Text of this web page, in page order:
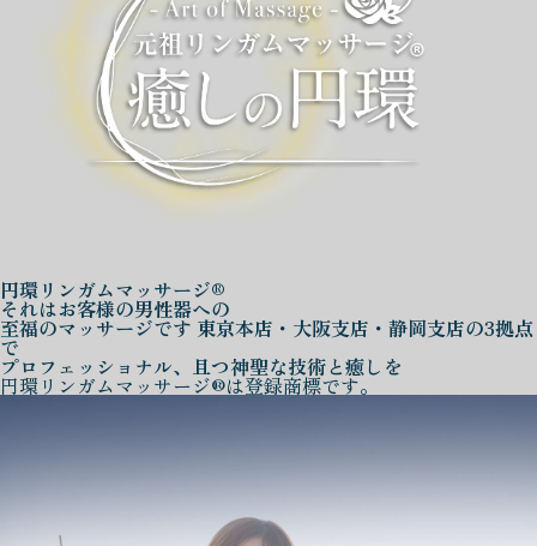
円環リンガムマッサージ®
それはお客様の男性器への
至福のマッサージです 東京本店・大阪支店・静岡支店の3拠点
で
プロフェッショナル、且つ神聖な技術と癒しを
円環リンガムマッサージ®は登録商標です。